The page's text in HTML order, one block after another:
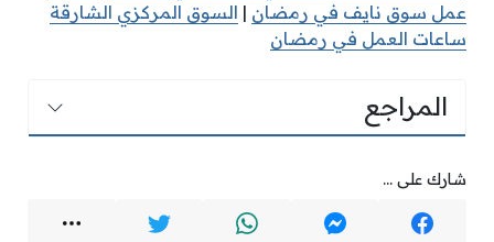
عمل سوق نايف في رمضان | السوق المركزي الشارقة
ساعات العمل في رمضان
المراجع
شارك على ...